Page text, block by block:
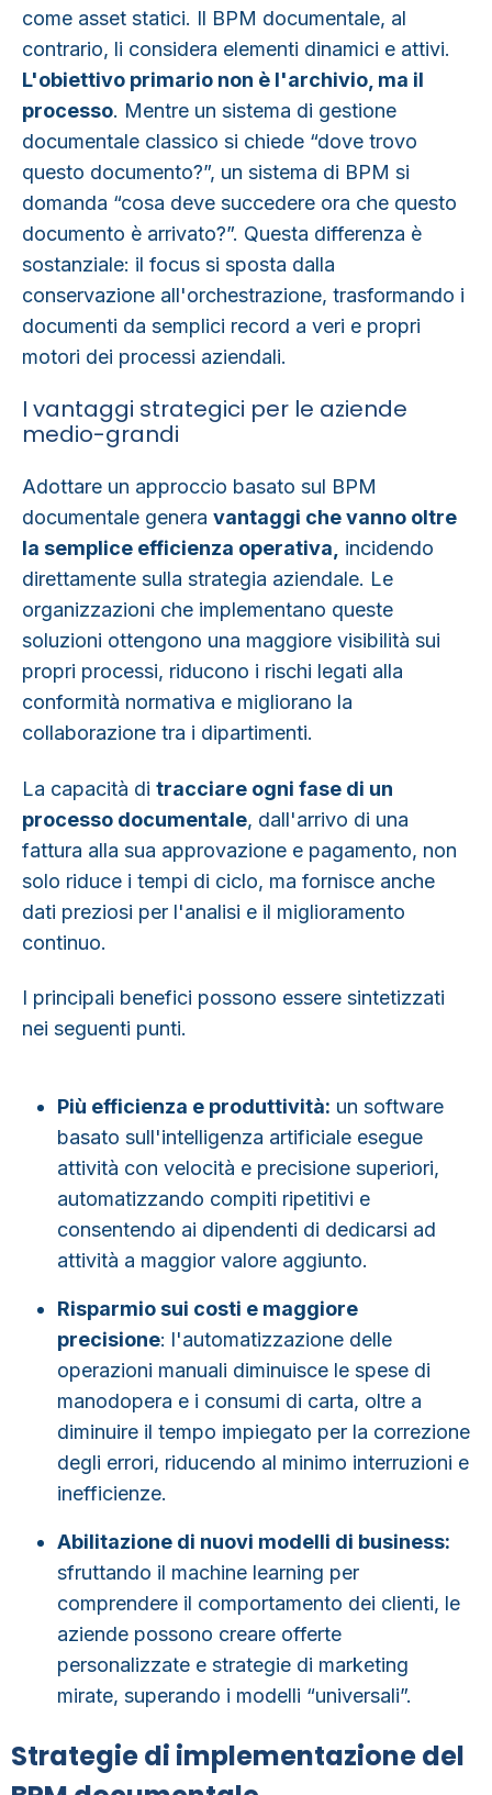
come asset statici. Il BPM documentale, al
contrario, li considera elementi dinamici e attivi.
L'obiettivo primario non è l'archivio, ma il
processo. Mentre un sistema di gestione
documentale classico si chiede “dove trovo
questo documento?”, un sistema di BPM si
domanda “cosa deve succedere ora che questo
documento è arrivato?”. Questa differenza è
sostanziale: il focus si sposta dalla
conservazione all'orchestrazione, trasformando i
documenti da semplici record a veri e propri
motori dei processi aziendali.
I vantaggi strategici per le aziende
medio-grandi
Adottare un approccio basato sul BPM
documentale genera vantaggi che vanno oltre
la semplice efficienza operativa, incidendo
direttamente sulla strategia aziendale. Le
organizzazioni che implementano queste
soluzioni ottengono una maggiore visibilità sui
propri processi, riducono i rischi legati alla
conformità normativa e migliorano la
collaborazione tra i dipartimenti.
La capacità di tracciare ogni fase di un
processo documentale, dall'arrivo di una
fattura alla sua approvazione e pagamento, non
solo riduce i tempi di ciclo, ma fornisce anche
dati preziosi per l'analisi e il miglioramento
continuo.
I principali benefici possono essere sintetizzati
nei seguenti punti.
Più efficienza e produttività: un software
basato sull'intelligenza artificiale esegue
attività con velocità e precisione superiori,
automatizzando compiti ripetitivi e
consentendo ai dipendenti di dedicarsi ad
attività a maggior valore aggiunto.
Risparmio sui costi e maggiore
precisione: l'automatizzazione delle
operazioni manuali diminuisce le spese di
manodopera e i consumi di carta, oltre a
diminuire il tempo impiegato per la correzione
degli errori, riducendo al minimo interruzioni e
inefficienze.
Abilitazione di nuovi modelli di business:
sfruttando il machine learning per
comprendere il comportamento dei clienti, le
aziende possono creare offerte
personalizzate e strategie di marketing
mirate, superando i modelli “universali”.
Strategie di implementazione del